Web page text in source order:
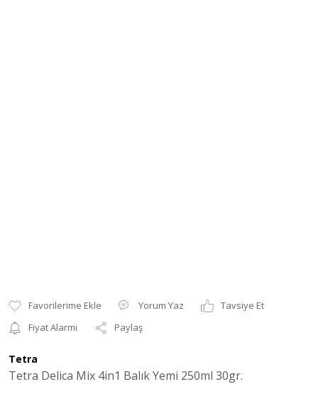
Yorum Yaz
Tavsiye Et
Fiyat Alarmı
Paylaş
Tetra
Tetra Delica Mix 4in1 Balık Yemi 250ml 30gr.